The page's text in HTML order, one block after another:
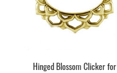
Hinged Blossom Clicker for